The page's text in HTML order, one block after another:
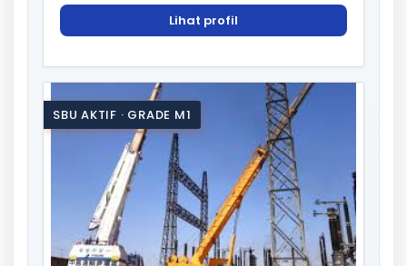
Lihat profil
SBU AKTIF · GRADE M1